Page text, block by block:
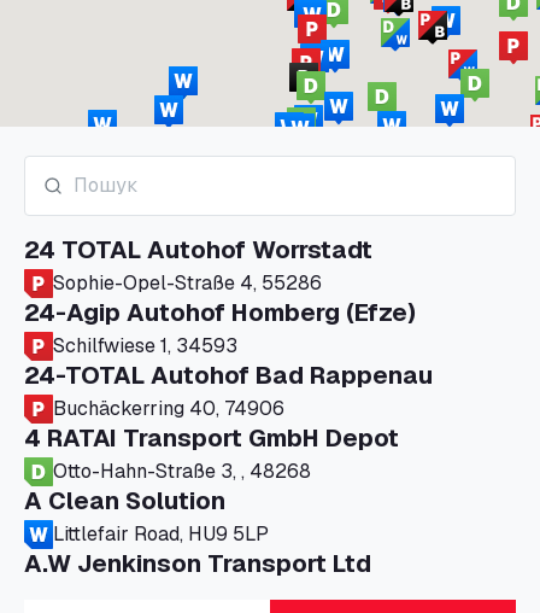
24 TOTAL Autohof Worrstadt
Sophie-Opel-Straße 4, 55286
24-Agip Autohof Homberg (Efze)
Schilfwiese 1, 34593
24-TOTAL Autohof Bad Rappenau
Buchäckerring 40, 74906
4 RATAI Transport GmbH Depot
Otto-Hahn-Straße 3, , 48268
A Clean Solution
Littlefair Road, HU9 5LP
A.W Jenkinson Transport Ltd
Progress House, ME11 5GA